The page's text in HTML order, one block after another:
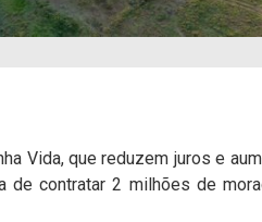
Vida, que reduzem juros e
de contratar 2 milhões de